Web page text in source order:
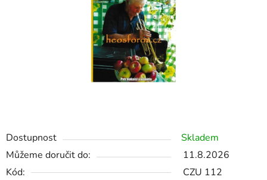
Dostupnost
Skladem
Můžeme doručit do:
11.8.2026
Kód:
CZU 112